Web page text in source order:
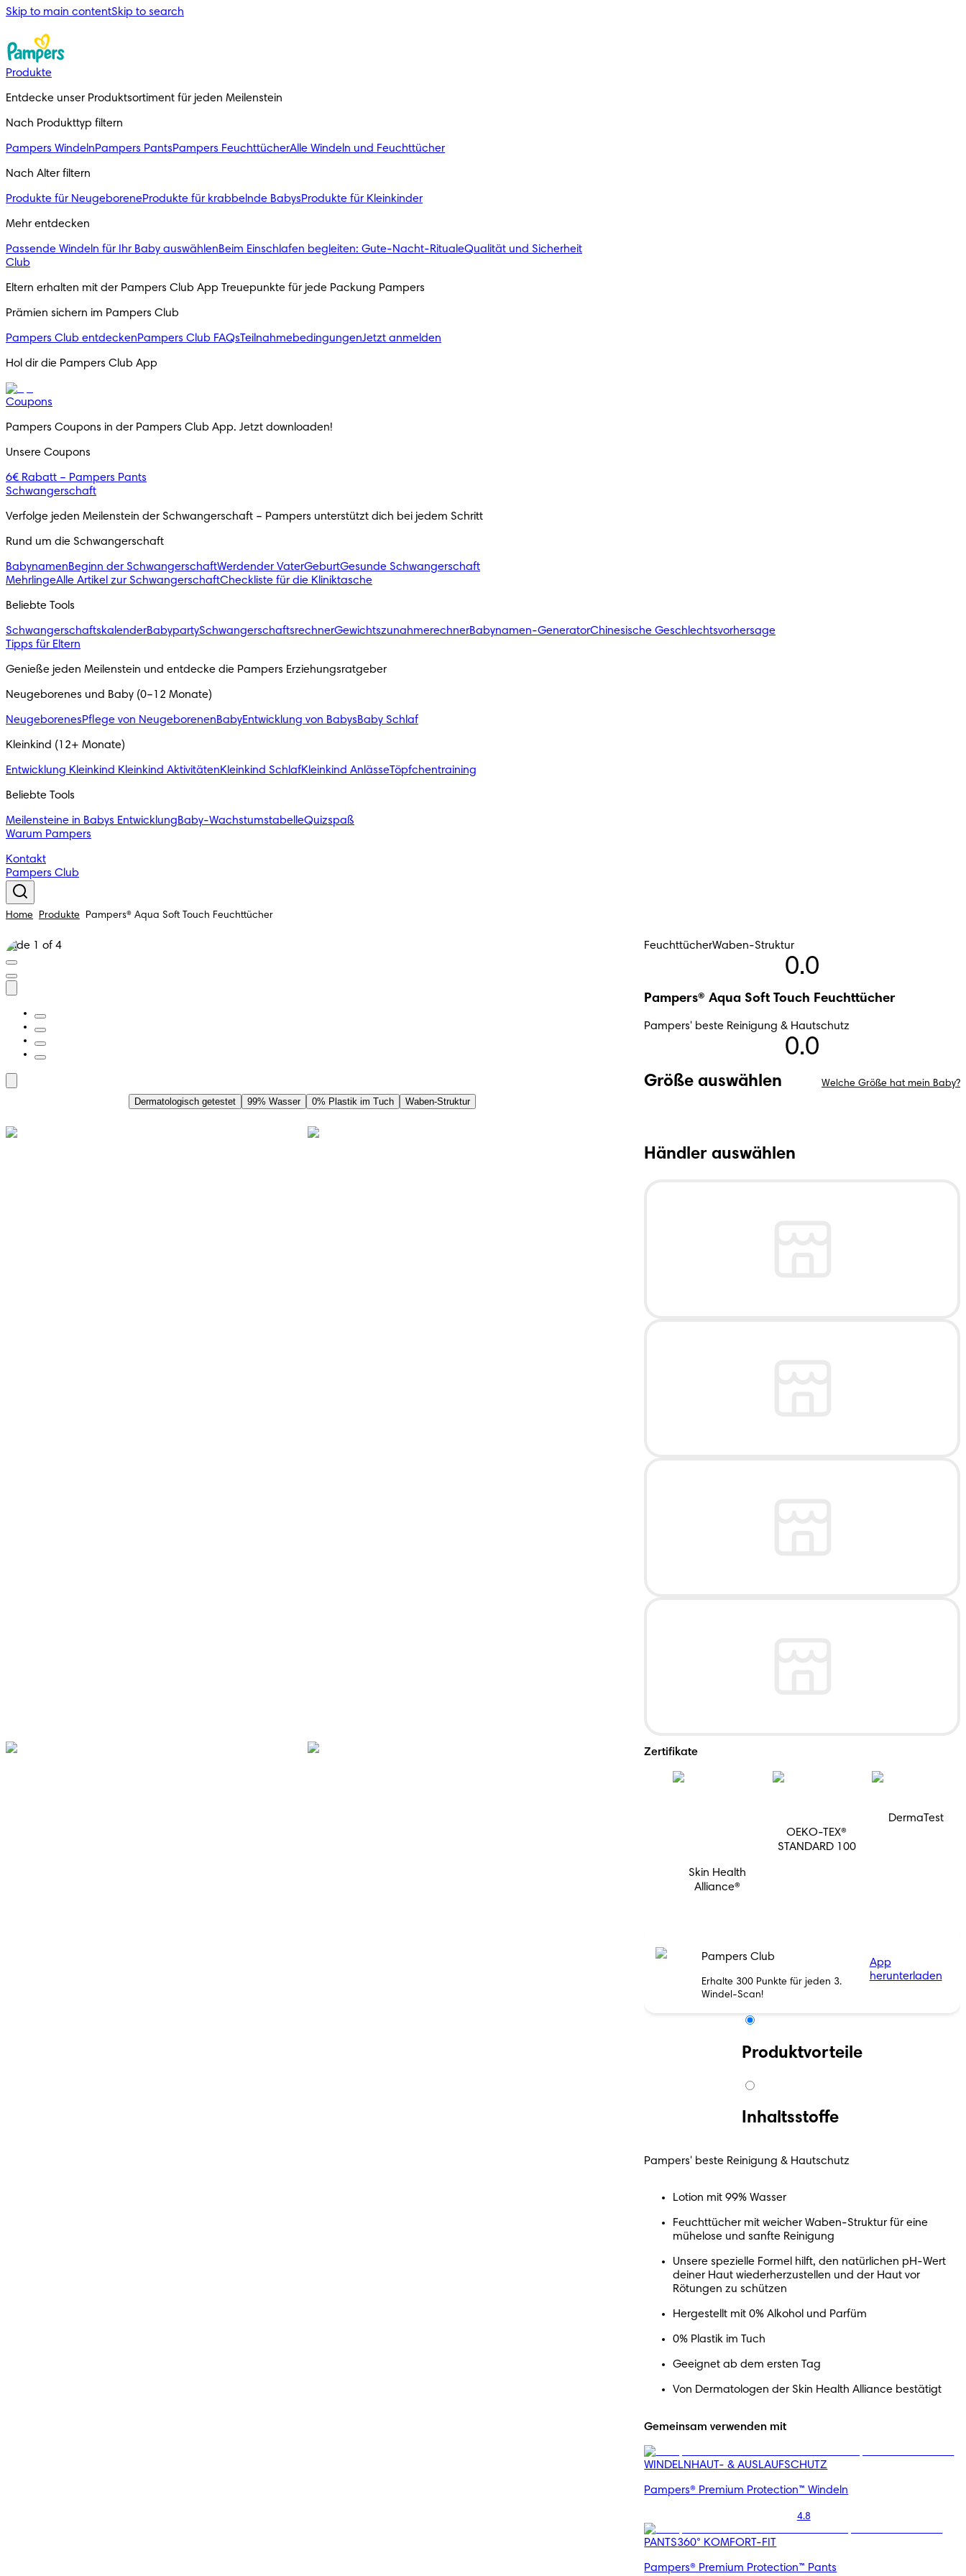
Skip to main contentSkip to search
Produkte
Entdecke unser Produktsortiment für jeden Meilenstein
Nach Produkttyp filtern
Pampers WindelnPampers PantsPampers FeuchttücherAlle Windeln und Feuchttücher
Nach Alter filtern
Produkte für NeugeboreneProdukte für krabbelnde BabysProdukte für Kleinkinder
Mehr entdecken
Passende Windeln für Ihr Baby auswählenBeim Einschlafen begleiten: Gute-Nacht-RitualeQualität und Sicherheit
Club
Eltern erhalten mit der Pampers Club App Treuepunkte für jede Packung Pampers
Prämien sichern im Pampers Club
Pampers Club entdeckenPampers Club FAQsTeilnahmebedingungenJetzt anmelden
Hol dir die Pampers Club App
Coupons
Pampers Coupons in der Pampers Club App. Jetzt downloaden!
Unsere Coupons
6€ Rabatt – Pampers Pants
Schwangerschaft
Verfolge jeden Meilenstein der Schwangerschaft – Pampers unterstützt dich bei jedem Schritt
Rund um die Schwangerschaft
BabynamenBeginn der SchwangerschaftWerdender VaterGeburtGesunde Schwangerschaft
MehrlingeAlle Artikel zur SchwangerschaftCheckliste für die Kliniktasche
Beliebte Tools
SchwangerschaftskalenderBabypartySchwangerschaftsrechnerGewichtszunahmerechnerBabynamen-GeneratorChinesische Geschlechtsvorhersage
Tipps für Eltern
Genieße jeden Meilenstein und entdecke die Pampers Erziehungsratgeber
Neugeborenes und Baby (0–12 Monate)
NeugeborenesPflege von NeugeborenenBabyEntwicklung von BabysBaby Schlaf
Kleinkind (12+ Monate)
Entwicklung Kleinkind Kleinkind AktivitätenKleinkind SchlafKleinkind AnlässeTöpfchentraining
Beliebte Tools
Meilensteine in Babys EntwicklungBaby-WachstumstabelleQuizspaß
Warum Pampers
Kontakt
Pampers Club
Home Produkte Pampers® Aqua Soft Touch Feuchttücher
Slide 1 of 4
Dermatologisch getestet 99% Wasser 0% Plastik im Tuch Waben-Struktur
FeuchttücherWaben-Struktur
0.0
Pampers® Aqua Soft Touch Feuchttücher
Pampers' beste Reinigung & Hautschutz
0.0
Größe auswählen Welche Größe hat mein Baby?
Händler auswählen
Zertifikate
Skin Health
Alliance®
OEKO-TEX®
STANDARD 100
DermaTest
Pampers Club
Erhalte 300 Punkte für jeden 3.
Windel-Scan!
App
herunterladen
Produktvorteile
Inhaltsstoffe
Pampers' beste Reinigung & Hautschutz
Lotion mit 99% Wasser
Feuchttücher mit weicher Waben-Struktur für eine
mühelose und sanfte Reinigung
Unsere spezielle Formel hilft, den natürlichen pH-Wert
deiner Haut wiederherzustellen und der Haut vor
Rötungen zu schützen
Hergestellt mit 0% Alkohol und Parfüm
0% Plastik im Tuch
Geeignet ab dem ersten Tag
Von Dermatologen der Skin Health Alliance bestätigt
Gemeinsam verwenden mit
WINDELN HAUT- & AUSLAUFSCHUTZ
Pampers® Premium Protection™ Windeln
4.8
PANTS360° KOMFORT-FIT
Pampers® Premium Protection™ Pants